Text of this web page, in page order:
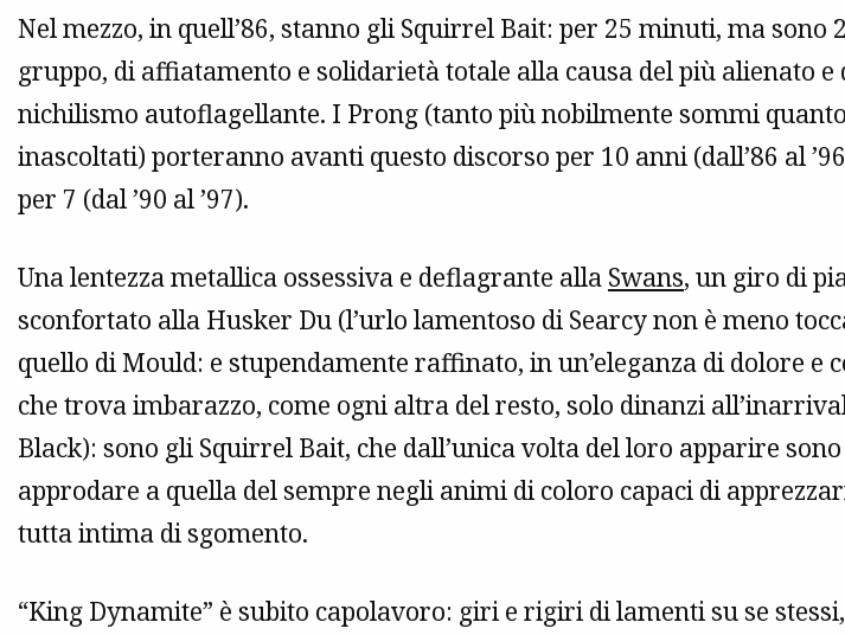
Nel mezzo, in quell’86, stanno gli Squirrel Bait: per 25 minuti, ma sono
gruppo, di affiatamento e solidarietà totale alla causa del più alienato
nichilismo autoflagellante. I Prong (tanto più nobilmente sommi
inascoltati) porteranno avanti questo discorso per 10 anni (dall’86 al
per 7 (dal ’90 al ’97).
Una lentezza metallica ossessiva e deflagrante alla Swans, un giro di
sconfortato alla Husker Du (l’urlo lamentoso di Searcy non è meno
quello di Mould: e stupendamente raffinato, in un’eleganza di dolore e
che trova imbarazzo, come ogni altra del resto, solo dinanzi
Black): sono gli Squirrel Bait, che dall’unica volta del loro apparire
approdare a quella del sempre negli animi di coloro capaci di
tutta intima di sgomento.
“King Dynamite” è subito capolavoro: giri e rigiri di lamenti su se